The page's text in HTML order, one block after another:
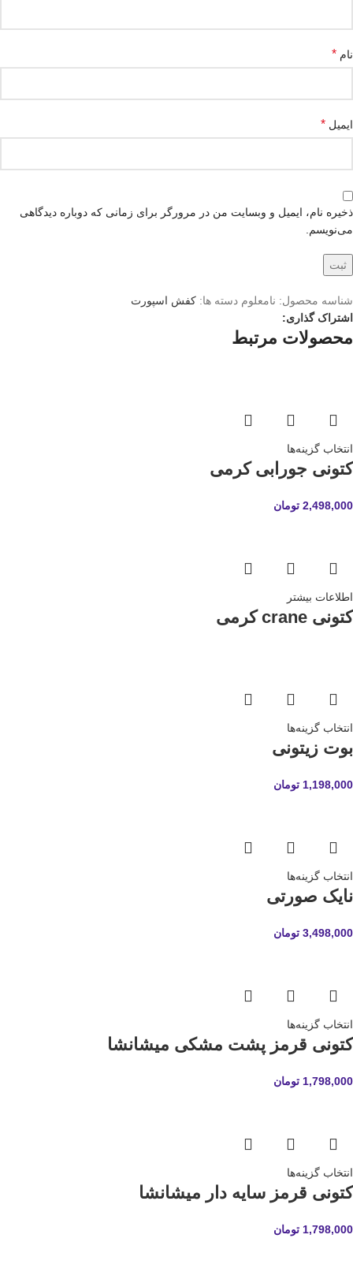
نام *
ایمیل *
ذخیره نام، ایمیل و وبسایت من در مرورگر برای زمانی که دوباره دیدگاهی
می‌نویسم.
شناسه محصول: نامعلوم دسته ها: کفش اسپورت
اشتراک گذاری:
محصولات مرتبط
انتخاب گزینه‌ها
کتونی جورابی کرمی
2,498,000 تومان
اطلاعات بیشتر
کتونی crane کرمی
انتخاب گزینه‌ها
بوت زیتونی
1,198,000 تومان
انتخاب گزینه‌ها
نایک صورتی
3,498,000 تومان
انتخاب گزینه‌ها
کتونی قرمز پشت مشکی میشانشا
1,798,000 تومان
انتخاب گزینه‌ها
کتونی قرمز سایه دار میشانشا
1,798,000 تومان